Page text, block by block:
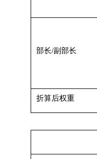
部长/副部长
折算后权重